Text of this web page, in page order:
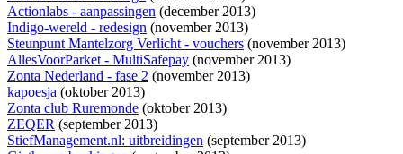
Actionlabs - aanpassingen (december 2013)
Indigo-wereld - redesign (november 2013)
Steunpunt Mantelzorg Verlicht - vouchers (november 2013)
AllesVoorParket - MultiSafepay (november 2013)
Zonta Nederland - fase 2 (november 2013)
kapoesja (oktober 2013)
Zonta club Ruremonde (oktober 2013)
ZEQER (september 2013)
StiefManagement.nl: uitbreidingen (september 2013)